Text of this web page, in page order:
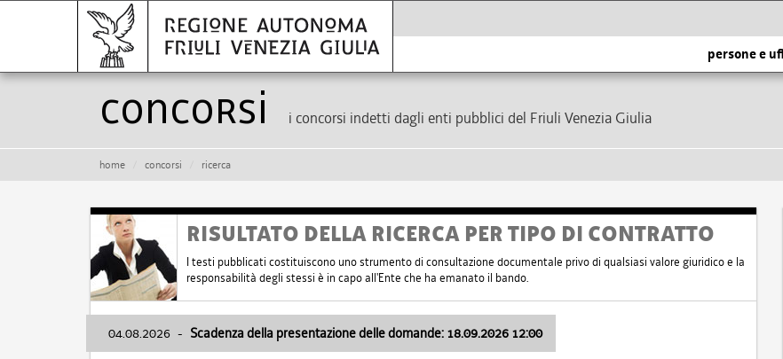
persone e
Concorsi i concorsi indetti dagli enti pubblici del Friuli Venezia Giulia
home concorsi ricerca
RISULTATO DELLA RICERCA PER TIPO DI CONTRATTO
I testi pubblicati costituiscono uno strumento di consultazione documentale privo di qualsiasi valore giuridico e la
responsabilità degli stessi è in capo all'Ente che ha emanato il bando.
04.08.2026 - Scadenza della presentazione delle domande: 18.09.2026 12:00